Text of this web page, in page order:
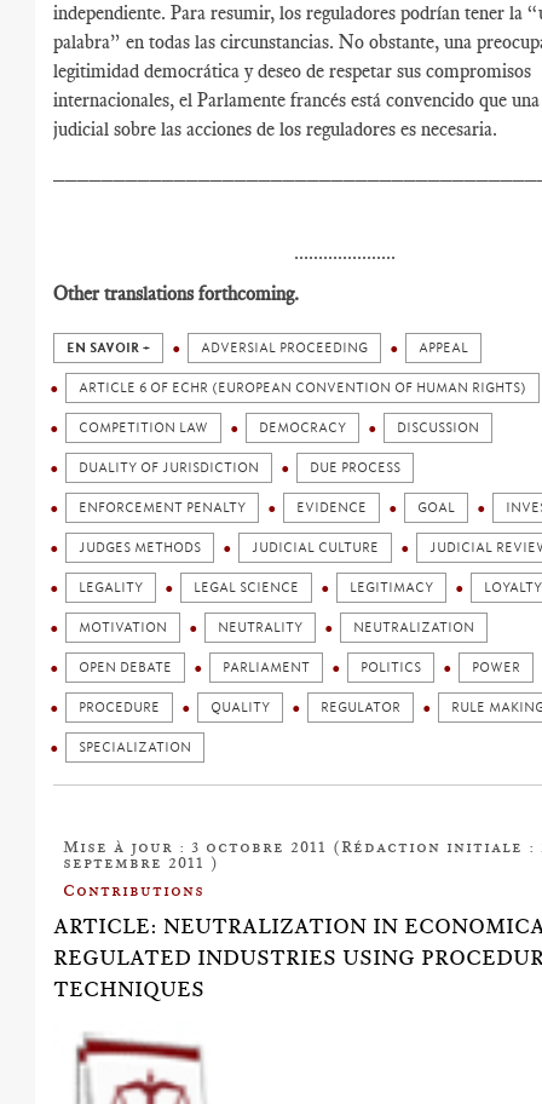
independiente. Para resumir, los reguladores podrían tener la
palabra” en todas las circunstancias. No obstante, una
legitimidad democrática y deseo de respetar sus compromisos
internacionales, el Parlamente francés está convencido que
judicial sobre las acciones de los reguladores es necesaria.
.....................
Other translations forthcoming.
EN SAVOIR + ADVERSIAL PROCEEDING APPEAL
ARTICLE 6 OF ECHR (EUROPEAN CONVENTION OF HUMAN RIGHTS)
COMPETITION LAW DEMOCRACY DISCUSSION
DUALITY OF JURISDICTION DUE PROCESS
ENFORCEMENT PENALTY EVIDENCE GOAL
JUDGES METHODS JUDICIAL CULTURE JUDICIAL
LEGALITY LEGAL SCIENCE LEGITIMACY LOYALTY
MOTIVATION NEUTRALITY NEUTRALIZATION
OPEN DEBATE PARLIAMENT POLITICS POWER
PROCEDURE QUALITY REGULATOR RULE
SPECIALIZATION
Mise à jour : 3 octobre 2011 (Rédaction initiale :
septembre 2011 )
Contributions
ARTICLE: NEUTRALIZATION IN
REGULATED INDUSTRIES USING
TECHNIQUES